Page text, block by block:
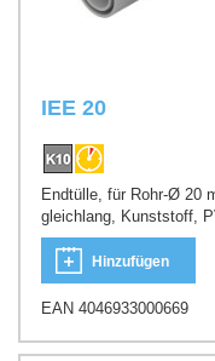
IEE 20
Endtülle, für Rohr-Ø 20
gleichlang, Kunststoff,
Hinzufügen
EAN 4046933000669